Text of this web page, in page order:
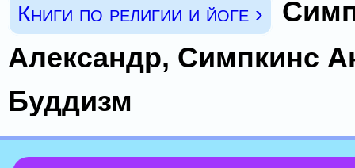
Книги по религии и йоге ›
Александр, Симпкинс
Буддизм